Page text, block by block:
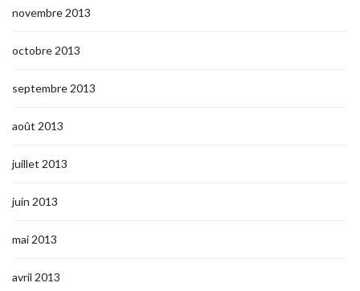
novembre 2013
octobre 2013
septembre 2013
août 2013
juillet 2013
juin 2013
mai 2013
avril 2013